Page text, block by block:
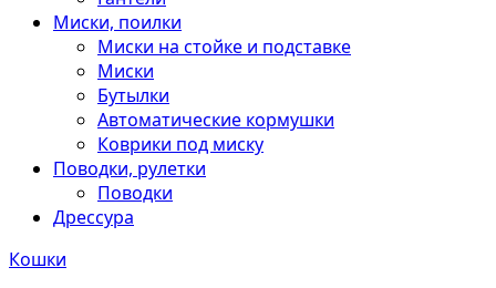
Миски, поилки
Миски на стойке и подставке
Миски
Бутылки
Автоматические кормушки
Коврики под миску
Поводки, рулетки
Поводки
Дрессура
Кошки